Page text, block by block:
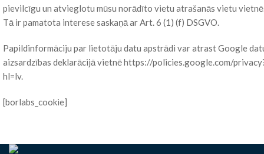
pievilcīgu un atvieglotu mūsu norādīto vietu atrašanās vietu
Tā ir pamatota interese saskaņā ar Art. 6 (1) (f) DSGVO.
Papildinformāciju par lietotāju datu apstrādi var atrast Google
aizsardzības deklarācijā vietnē https://policies.google.com/
hl=lv.
[borlabs_cookie]